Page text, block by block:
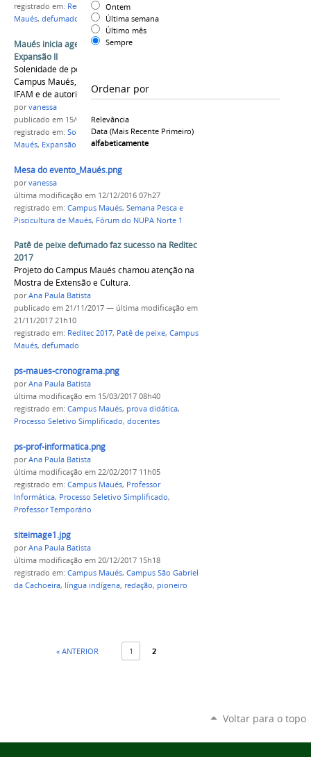
Ontem
Última semana
Último mês
Sempre
Ordenar por
Relevância
Data (mais Recente Primeiro)
alfabeticamente
registrado em: Reditec 2017,Patê de peixe
Maués, defumado
Maués inicia agenda de posses dos diretores da
Expansão II
Solenidade de posse ocorreu no auditório do
Campus Maués, com a presença do reitor do
IFAM e de autoridades locais.
porvanessa
publicado em 15/02/2016
registrado em: Solenidade de Posse,Campus
Maués, Expansão II Diretor Geral
Mesa do evento_Maués.png
porvanessa
última modificação em 12/12/2016 07h27
registrado em: Campus Maués, Semana Pesca e
Piscicultura de Maués, Fórum do NUPA Norte 1
Patê de peixe defumado faz sucesso na Reditec
2017
Projeto do Campus Maués chamou atenção na
Mostra de Extensão e Cultura.
porAna Paula Batista
publicado em 21/11/2017 — última modificação em
21/11/2017 21h10
registrado em: Reditec 2017, Patê de peixe, Campus
Maués, defumado
ps-maues-cronograma.png
porAna Paula Batista
última modificação em 15/03/2017 08h40
registrado em: Campus Maués, prova didática,
Processo Seletivo Simplificado, docentes
ps-prof-informatica.png
porAna Paula Batista
última modificação em 22/02/2017 11h05
registrado em: Campus Maués, Professor
Informática, Processo Seletivo Simplificado,
Professor Temporário
siteimage1.jpg
porAna Paula Batista
última modificação em 20/12/2017 15h18
registrado em: Campus Maués, Campus São Gabriel
da Cachoeira, língua indígena, redação, pioneiro
« ANTERIOR 1 2
Voltar para o topo